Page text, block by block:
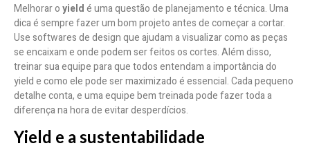
Melhorar oyieldé uma questão de planejamento e técnica. Uma
dica é sempre fazer um bom projeto antes de começar a cortar.
Use softwares de design que ajudam a visualizar como as peças
se encaixam e onde podem ser feitos os cortes. Além disso,
treinar sua equipe para que todos entendam a importância do
yield e como ele pode ser maximizado é essencial. Cada pequeno
detalhe conta, e uma equipe bem treinada pode fazer toda a
diferença na hora de evitar desperdícios.
Yield e a sustentabilidade